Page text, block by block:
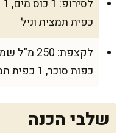
כפית תמצית וניל
כפות סוכר, 1 כפית תמצית וניל
שלבי הכנה